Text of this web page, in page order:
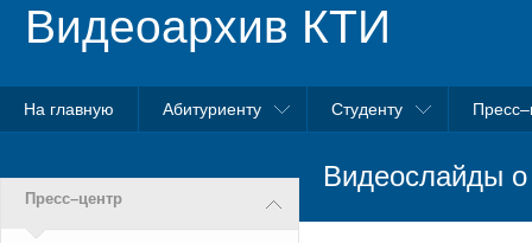
Видеоархив КТИ
На главную Абитуриенту Студенту
Пресс–центр
Видеослайды